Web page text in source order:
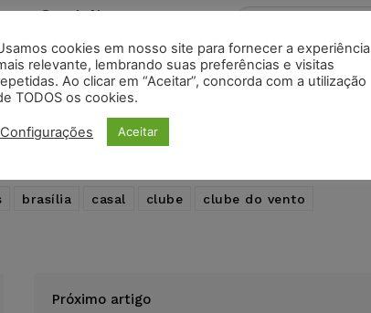
no Google News
jurídicas do Brasil
Facebook Telegram
LinkedIn
brasília casal clube
clube do vento
Próximo artigo
cookies em nosso site para fornecer a experiência
relevante, lembrando suas preferências e visitas
Ao clicar em “Aceitar”, concorda com a utilização
TODOS os cookies.
Configurações Aceitar